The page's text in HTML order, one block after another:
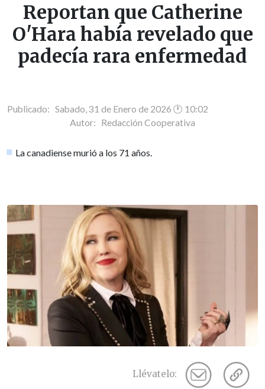
Reportan que Catherine
O'Hara había revelado que
padecía rara enfermedad
Publicado: Sabado, 31 de Enero de 2026 🕐 10:02
Autor: Redacción Cooperativa
La canadiense murió a los 71 años.
Llévatelo: